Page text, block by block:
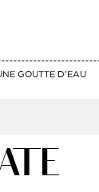
GOUTTE D'EAU